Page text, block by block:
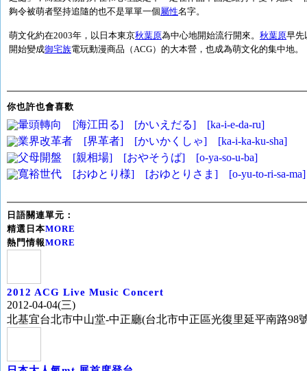
夠令被萌者堅持追隨的也不是單單一個屬性名字。
萌文化約在2003年，以日本東京秋葉原為中心地開始流行開來。 秋葉原早先
開始變成御宅族電玩動漫商品（ACG）的大本營，也成為萌文化的集中地。
你也許也會喜歡
暈頭轉向 [海江田る] [かいえだる] [ka-i-e-da-ru]
業界改革者 [界革者] [かいかくしゃ] [ka-i-ka-ku-sha]
父母開盤 [親相場] [おやそうば] [o-ya-so-u-ba]
寬裕世代 [おゆとり様] [おゆとりさま] [o-yu-to-ri-sa-ma]
日語關連單元：
精選日本MORE
熱門情報MORE
2012 ACG Live Music Concert
2012-04-04(三)
北基宜台北市中山堂-中正廳(台北市中正區光復里延平南路98